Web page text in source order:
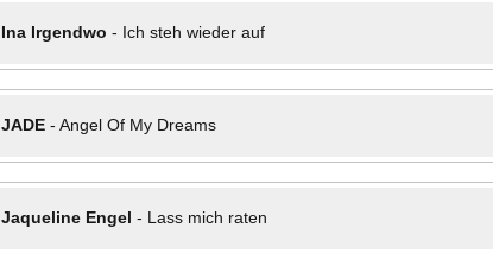
Ina Irgendwo - Ich steh wieder auf
JADE- Angel Of My Dreams
Jaqueline Engel - Lass mich raten